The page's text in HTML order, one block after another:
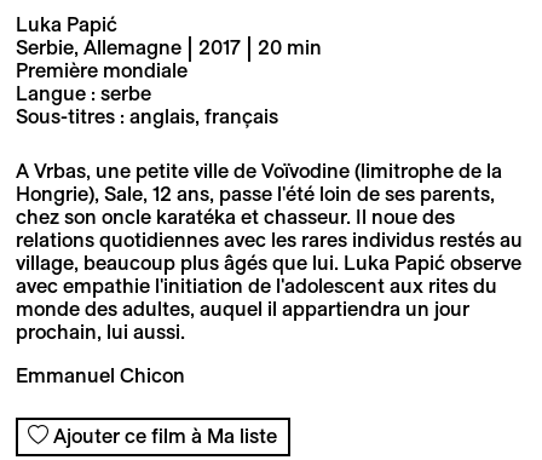
Luka Papić
Serbie, Allemagne | 2017 | 20 min
Première mondiale
Langue : serbe
Sous-titres : anglais, français
A Vrbas, une petite ville de Voïvodine (limitrophe de la
Hongrie), Sale, 12 ans, passe l'été loin de ses parents,
chez son oncle karatéka et chasseur. Il noue des
relations quotidiennes avec les rares individus restés au
village, beaucoup plus âgés que lui. Luka Papić observe
avec empathie l'initiation de l'adolescent aux rites du
monde des adultes, auquel il appartiendra un jour
prochain, lui aussi.
Emmanuel Chicon
Ajouter ce film à Ma liste